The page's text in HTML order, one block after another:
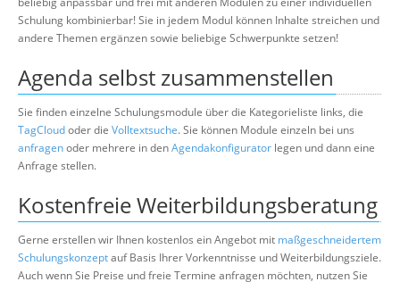
Schulung kombinierbar! Sie in jedem Modul können Inhalte streichen und
andere Themen ergänzen sowie beliebige Schwerpunkte setzen!
Agenda selbst zusammenstellen
Sie finden einzelne Schulungsmodule über die Kategorieliste links, die
TagCloudoder die Volltextsuche. Sie können Module einzeln bei uns
anfragenoder mehrere in denAgendakonfigurator legen und dann eine
Anfrage stellen.
Kostenfreie Weiterbildungsberatung
Gerne erstellen wir Ihnen kostenlos ein Angebot mit maßgeschneidertem
Schulungskonzeptauf Basis Ihrer Vorkenntnisse und Weiterbildungsziele.
Auch wenn Sie Preise und freie Termine anfragen möchten, nutzen Sie